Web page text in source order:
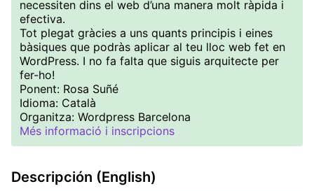
necessiten dins el web d’una manera molt ràpida i
efectiva.
Tot plegat gràcies a uns quants principis i eines
bàsiques que podràs aplicar al teu lloc web fet en
WordPress. I no fa falta que siguis arquitecte per
fer-ho!
Ponent: Rosa Suñé
Idioma: Català
Organitza: Wordpress Barcelona
Més informació i inscripcions
Descripción (English)